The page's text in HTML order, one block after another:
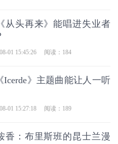
从头再来》能唱进失业者
01 15:45:26 阅读：184
Icerde》主题曲能让人一听
01 15:27:18 阅读：189
香：布里斯班的昆士兰漫